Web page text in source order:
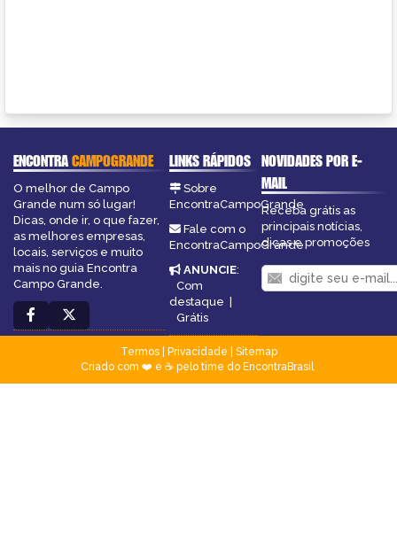
ENCONTRACAMPOGRANDE
O melhor de Campo
Grande num só lugar!
Dicas, onde ir, o que fazer,
as melhores empresas,
locais, serviços e muito
mais no guia Encontra
Campo Grande.
LINKS RÁPIDOS
Sobre
EncontraCampoGrande
Fale com o
EncontraCampoGrande
ANUNCIE:
Com
destaque |
Grátis
NOVIDADES POR E-
MAIL
Receba grátis as
principais notícias,
dicas e promoções
Termos| Privacidade
Sitemap
Criado com ❤️ e ☕ pelo time do EncontraBrasil